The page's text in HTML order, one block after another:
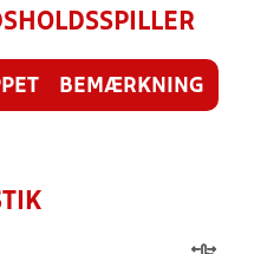
BEMÆRKNING